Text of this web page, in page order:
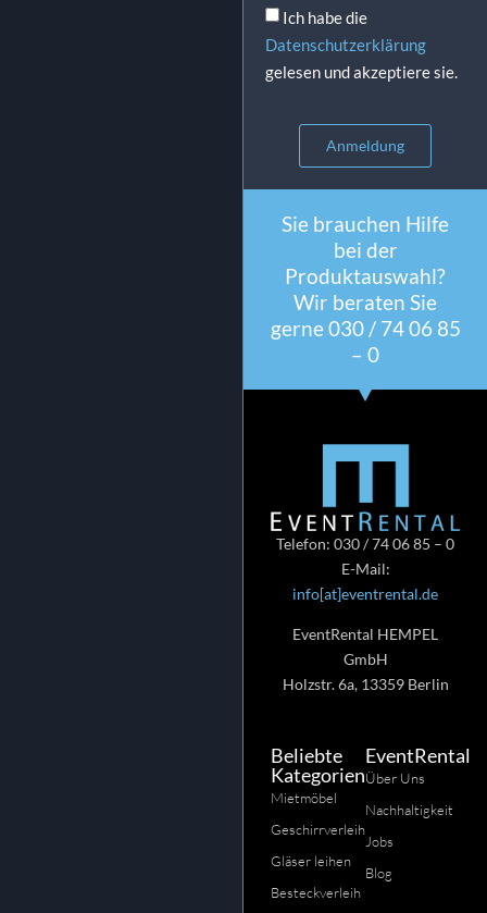
Ich habe die
Datenschutzerklärung
gelesen und akzeptiere sie.
Anmeldung
Sie brauchen Hilfe
bei der
Produktauswahl?
Wir beraten Sie
gerne 030 / 74 06 85
– 0
Telefon: 030 / 74 06 85 – 0
E-Mail:
info[at]eventrental.de
EventRental HEMPEL
GmbH
Holzstr. 6a, 13359 Berlin
Beliebte
Kategorien
Mietmöbel
Geschirrverleih
Gläser leihen
Besteckverleih
EventRental
Über Uns
Nachhaltigkeit
Jobs
Blog